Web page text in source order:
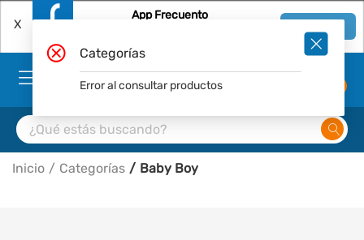
X
App Frecuento
Inicio Categorías Baby Boy
Categorías
Error al consultar productos